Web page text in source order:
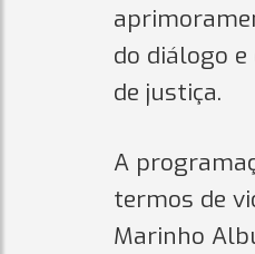
do diálogo
de justiça.
A
termos de
Marinho